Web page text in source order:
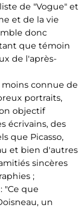
de "Vogue" et
et de la vie
donc
que témoin
de l'après-
moins connue de
portraits,
objectif
écrivains, des
que Picasso,
et bien d'autres
sincères
;
"Ce que
un